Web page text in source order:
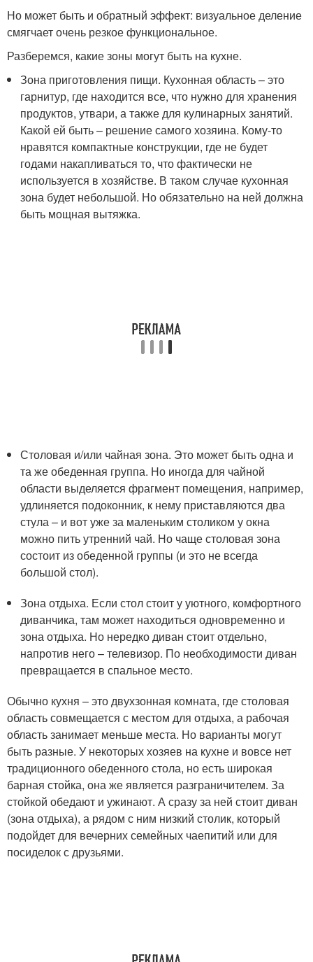
Но может быть и обратный эффект: визуальное деление
смягчает очень резкое функциональное.
Разберемся, какие зоны могут быть на кухне.
Зона приготовления пищи. Кухонная область – это
гарнитур, где находится все, что нужно для хранения
продуктов, утвари, а также для кулинарных занятий.
Какой ей быть – решение самого хозяина. Кому-то
нравятся компактные конструкции, где не будет
годами накапливаться то, что фактически не
используется в хозяйстве. В таком случае кухонная
зона будет небольшой. Но обязательно на ней должна
быть мощная вытяжка.
Столовая и/или чайная зона. Это может быть одна и
та же обеденная группа. Но иногда для чайной
области выделяется фрагмент помещения, например,
удлиняется подоконник, к нему приставляются два
стула – и вот уже за маленьким столиком у окна
можно пить утренний чай. Но чаще столовая зона
состоит из обеденной группы (и это не всегда
большой стол).
Зона отдыха. Если стол стоит у уютного, комфортного
диванчика, там может находиться одновременно и
зона отдыха. Но нередко диван стоит отдельно,
напротив него – телевизор. По необходимости диван
превращается в спальное место.
Обычно кухня – это двухзонная комната, где столовая
область совмещается с местом для отдыха, а рабочая
область занимает меньше места. Но варианты могут
быть разные. У некоторых хозяев на кухне и вовсе нет
традиционного обеденного стола, но есть широкая
барная стойка, она же является разграничителем. За
стойкой обедают и ужинают. А сразу за ней стоит диван
(зона отдыха), а рядом с ним низкий столик, который
подойдет для вечерних семейных чаепитий или для
посиделок с друзьями.